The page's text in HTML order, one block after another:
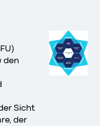
den
Sicht
der